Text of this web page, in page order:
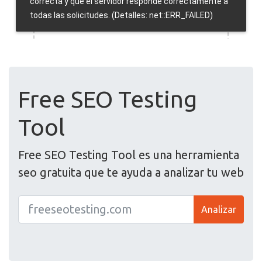
Free SEO Testing
Tool
Free SEO Testing Tool es una herramienta
seo gratuita que te ayuda a analizar tu web
Analizar